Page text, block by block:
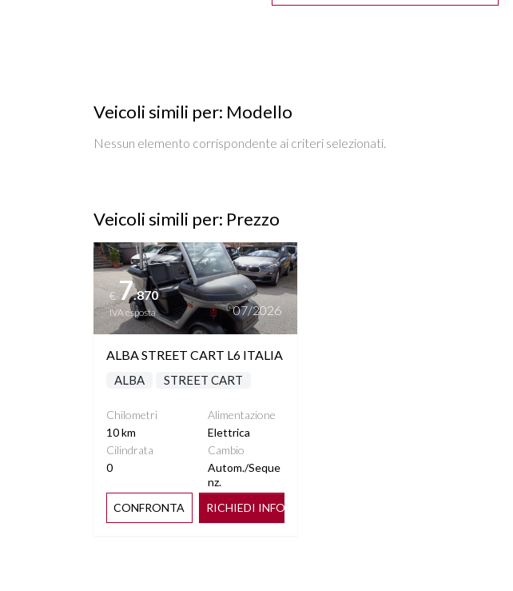
SEDILE REGOLABILE IN
ALTEZZA
TASCHE SU RETROSCHIENALI
Veicoli simili per: Modello
Nessun elemento corrispondente ai criteri selezionati.
Veicoli simili per: Prezzo
Vedi dettagli
€7.870
IVA esposta 07/2026
ALBA STREET CART L6 ITALIA
ALBA STREET CART
Chilometri
10 km
Alimentazione
Elettrica
Cilindrata
0
Cambio
Autom./Seque
nz.
CONFRONTA
RICHIEDI INFO